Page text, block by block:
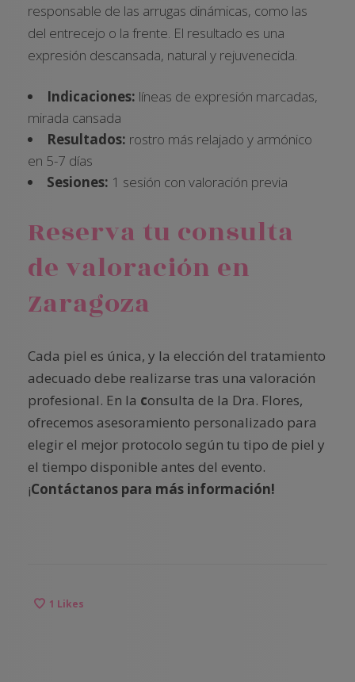
responsable de las arrugas dinámicas, como las
del entrecejo o la frente. El resultado es una
expresión descansada, natural y rejuvenecida.
Indicaciones: líneas de expresión marcadas,
mirada cansada
Resultados: rostro más relajado y armónico
en 5-7 días
Sesiones: 1 sesión con valoración previa
Reserva tu consulta
de valoración en
Zaragoza
Cada piel es única, y la elección del tratamiento
adecuado debe realizarse tras una valoración
profesional. En la consulta de la Dra. Flores,
ofrecemos asesoramiento personalizado para
elegir el mejor protocolo según tu tipo de piel y
el tiempo disponible antes del evento.
¡Contáctanos para más información!
1 Likes